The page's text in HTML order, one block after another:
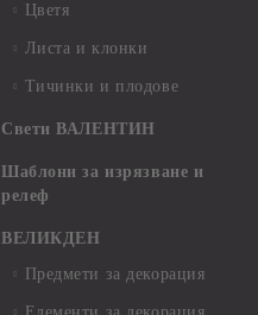
Цветя
Листа и клонки
Тичинки и плодове
Свети ВАЛЕНТИН
Шаблони за изрязване и
релеф
ВЕЛИКДЕН
Предмети за декорация